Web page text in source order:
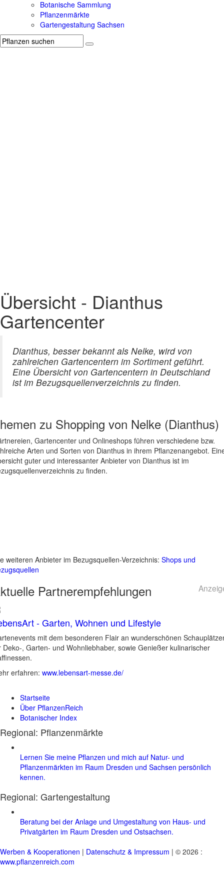
Botanische Sammlung
Pflanzenmärkte
Gartengestaltung Sachsen
Übersicht - Dianthus
Gartencenter
Dianthus, besser bekannt als Nelke, wird von
zahlreichen Gartencentern im Sortiment geführt.
Eine Übersicht von Gartencentern in Deutschland
ist im Bezugsquellenverzeichnis zu finden.
zu Shopping von Nelke (Dianthus)
Gartencenter und Onlineshops führen verschiedene bzw.
Arten und Sorten von Dianthus in ihrem Pflanzenangebot.
guter und interessanter Anbieter von Dianthus ist im
zu finden.
weiteren Anbieter im Bezugsquellen-Verzeichnis: Shops und
Partnerempfehlungen
- Garten, Wohnen und Lifestyle
mit dem besonderen Flair an wunderschönen
Deko-, Garten- und Wohnliebhaber, sowie Genießer kulinarischer
erfahren: www.lebensart-messe.de/
Startseite
Über PflanzenReich
Botanischer Index
Regional: Pflanzenmärkte
Lernen Sie meine Pflanzen und mich auf Natur- und
Pflanzenmärkten im Raum Dresden und Sachsen persönlich
kennen.
Regional: Gartengestaltung
Beratung bei der Anlage und Umgestaltung von Haus- und
Privatgärten im Raum Dresden und Ostsachsen.
Werben & Kooperationen | Datenschutz & Impressum | © 2026 :
www.pflanzenreich.com